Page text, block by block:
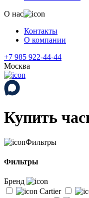
О нас
Контакты
О компании
+7 985 922-44-44
Москва
Купить
Фильтры
Фильтры
Бренд
Cartier